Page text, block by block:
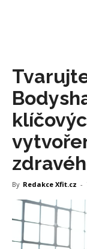
By Redakce Xfit.cz -